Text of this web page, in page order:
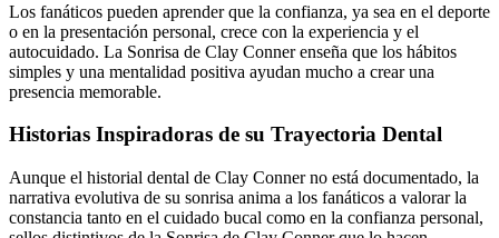
Los fanáticos pueden aprender que la confianza, ya sea en el deporte
o en la presentación personal, crece con la experiencia y el
autocuidado. La Sonrisa de Clay Conner enseña que los hábitos
simples y una mentalidad positiva ayudan mucho a crear una
presencia memorable.
Historias Inspiradoras de su Trayectoria Dental
Aunque el historial dental de Clay Conner no está documentado, la
narrativa evolutiva de su sonrisa anima a los fanáticos a valorar la
constancia tanto en el cuidado bucal como en la confianza personal,